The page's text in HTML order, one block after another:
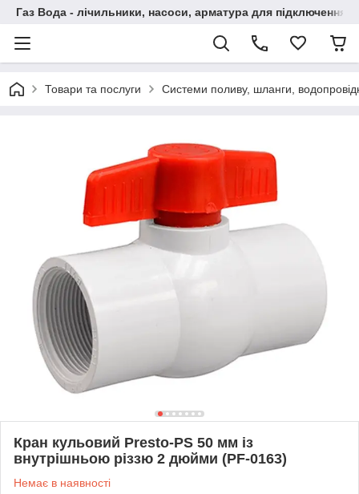
Газ Вода - лічильники, насоси, арматура для підключення,
Товари та послуги Системи поливу, шланги,
Кран кульовий Presto-PS 50 мм із
внутрішньою різзю 2 дюйми (PF-0163)
Немає в наявності